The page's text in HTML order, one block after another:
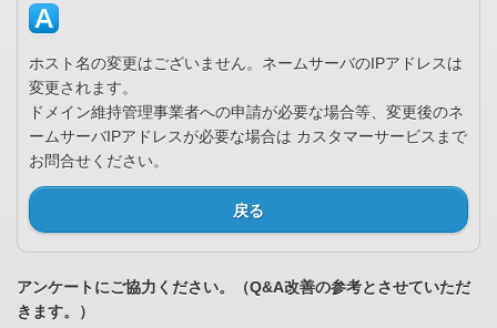
ホスト名の変更はございません。ネームサーバのIPアドレスは
変更されます。
ドメイン維持管理事業者への申請が必要な場合等、変更後のネ
ームサーバIPアドレスが必要な場合は カスタマーサービスまで
お問合せください。
戻る
アンケートにご協力ください。（Q&A改善の参考とさせていただ
きます。）